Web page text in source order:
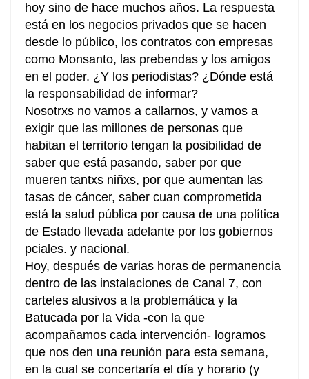
hoy sino de hace muchos años. La respuesta
está en los negocios privados que se hacen
desde lo público, los contratos con empresas
como Monsanto, las prebendas y los amigos
en el poder. ¿Y los periodistas? ¿Dónde está
la responsabilidad de informar?
Nosotrxs no vamos a callarnos, y vamos a
exigir que las millones de personas que
habitan el territorio tengan la posibilidad de
saber que está pasando, saber por que
mueren tantxs niñxs, por que aumentan las
tasas de cáncer, saber cuan comprometida
está la salud pública por causa de una política
de Estado llevada adelante por los gobiernos
pciales. y nacional.
Hoy, después de varias horas de permanencia
dentro de las instalaciones de Canal 7, con
carteles alusivos a la problemática y la
Batucada por la Vida -con la que
acompañamos cada intervención- logramos
que nos den una reunión para esta semana,
en la cual se concertaría el día y horario (y